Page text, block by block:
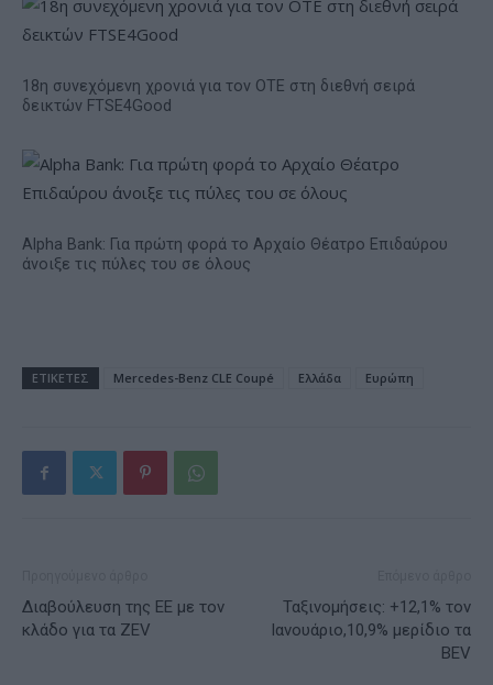
18η συνεχόμενη χρονιά για τον ΟΤΕ στη διεθνή σειρά
δεικτών FTSE4Good
Alpha Bank: Για πρώτη φορά το Αρχαίο Θέατρο Επιδαύρου
άνοιξε τις πύλες του σε όλους
ΕΤΙΚΕΤΕΣ Mercedes-Benz CLE Coupé Ελλάδα Ευρώπη
Διαβούλευση της ΕΕ με τον
κλάδο για τα ZEV
Ταξινομήσεις: +12,1% τον
Ιανουάριο,10,9% μερίδιο τα
BEV